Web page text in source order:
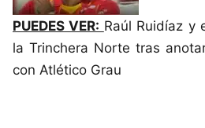
PUEDES VER: Raúl Ruidíaz y
la Trinchera Norte tras
con Atlético Grau